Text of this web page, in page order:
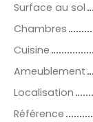
Surface au sol
Chambres
Cuisine
Ameublement
Localisation
Référence